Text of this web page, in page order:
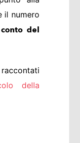
il numero
del
della